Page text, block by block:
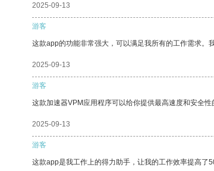
2025-09-13
游客
这款app的功能非常强大，可以满足我所有的工作需求。
2025-09-13
游客
这款加速器VPM应用程序可以给你提供最高速度和安全性
2025-09-13
游客
这款app是我工作上的得力助手，让我的工作效率提高了